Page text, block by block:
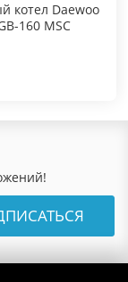
котел Daewoo
160 MSC